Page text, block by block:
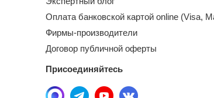
Оплата банковской картой online (Visa,
Фирмы-производители
Договор публичной оферты
Присоединяйтесь